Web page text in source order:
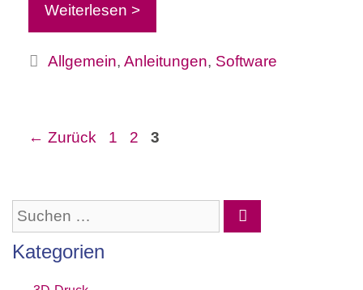
Weiterlesen >
Kategorien
Allgemein,Anleitungen, Software
← Zurück Seite
1 Seite
2 Seite
3
Suchen
Kategorien